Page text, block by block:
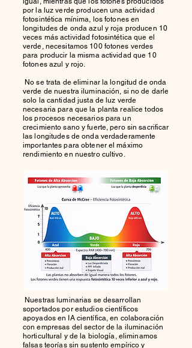
por la luz verde producen una actividad
fotosintética mínima, los fotones en
longitudes de onda azul y roja producen 10
veces más actividad fotosintética que el
verde, necesitamos 100 fotones verdes
para producir la misma actividad que 10
fotones azul y rojo.
No se trata de eliminar la longitud de onda
verde de nuestra iluminación, si no de darle
solo la cantidad justa de luz verde
necesaria para que la planta realice todos
los procesos necesarios para un
crecimiento sano y fuerte, pero sin sacrificar
las longitudes de onda verdaderamente
importantes para obtener el máximo
rendimiento en nuestro cultivo.
Nuestras luminarias se desarrollan
soportados por estudios científicos
apoyados en IA científica, en colaboración
con empresas del sector de la iluminación
horticultural y de la biología, eliminamos
falsas teorías sin sustento empírico y